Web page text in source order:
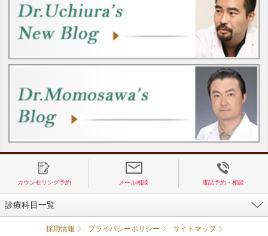
カウンセリング予約 メール相談 電話予約・相談
診療科目一覧
採用情報 プライバシーポリシー サイトマップ